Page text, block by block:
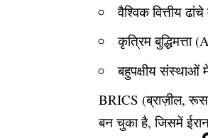
वैश्विक वित्तीय
कृत्रिम बुद्धिमत्ता
बहुपक्षीय संस्थाओं
BRICS (ब्राज़ील,
बन चुका है, जिसमें